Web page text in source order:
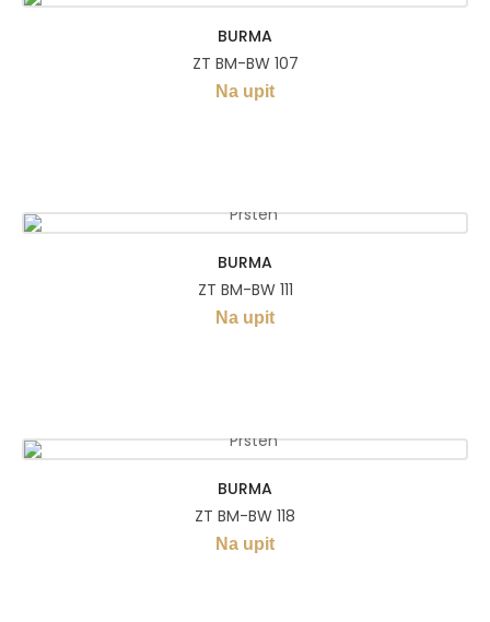
BURMA
ZT BM-BW 107
Na upit
BURMA
ZT BM-BW 111
Na upit
BURMA
ZT BM-BW 118
Na upit